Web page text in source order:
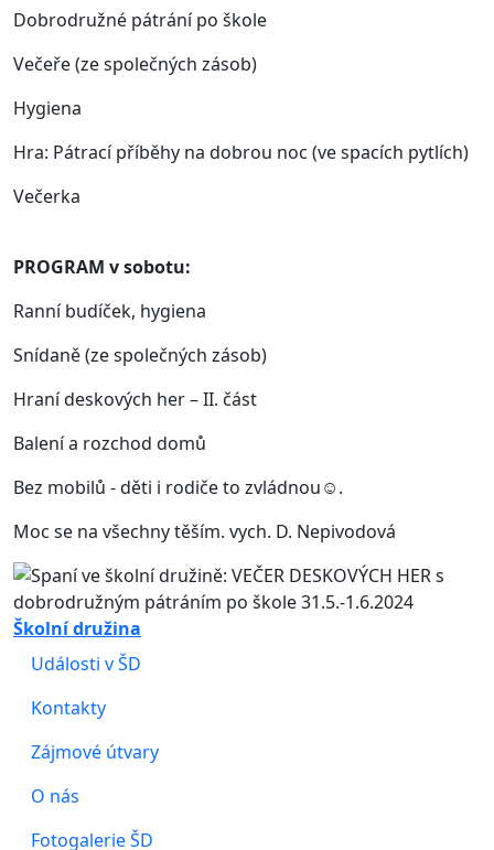
Dobrodružné pátrání po škole
Večeře (ze společných zásob)
Hygiena
Hra: Pátrací příběhy na dobrou noc (ve spacích pytlích)
Večerka
PROGRAM v sobotu:
Ranní budíček, hygiena
Snídaně (ze společných zásob)
Hraní deskových her – II. část
Balení a rozchod domů
Bez mobilů - děti i rodiče to zvládnou☺.
Moc se na všechny těším. vych. D. Nepivodová
Školní družina
Události v ŠD
Kontakty
Zájmové útvary
O nás
Fotogalerie ŠD